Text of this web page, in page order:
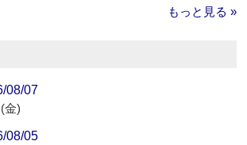
もっと見る »
08/07
金)
08/05